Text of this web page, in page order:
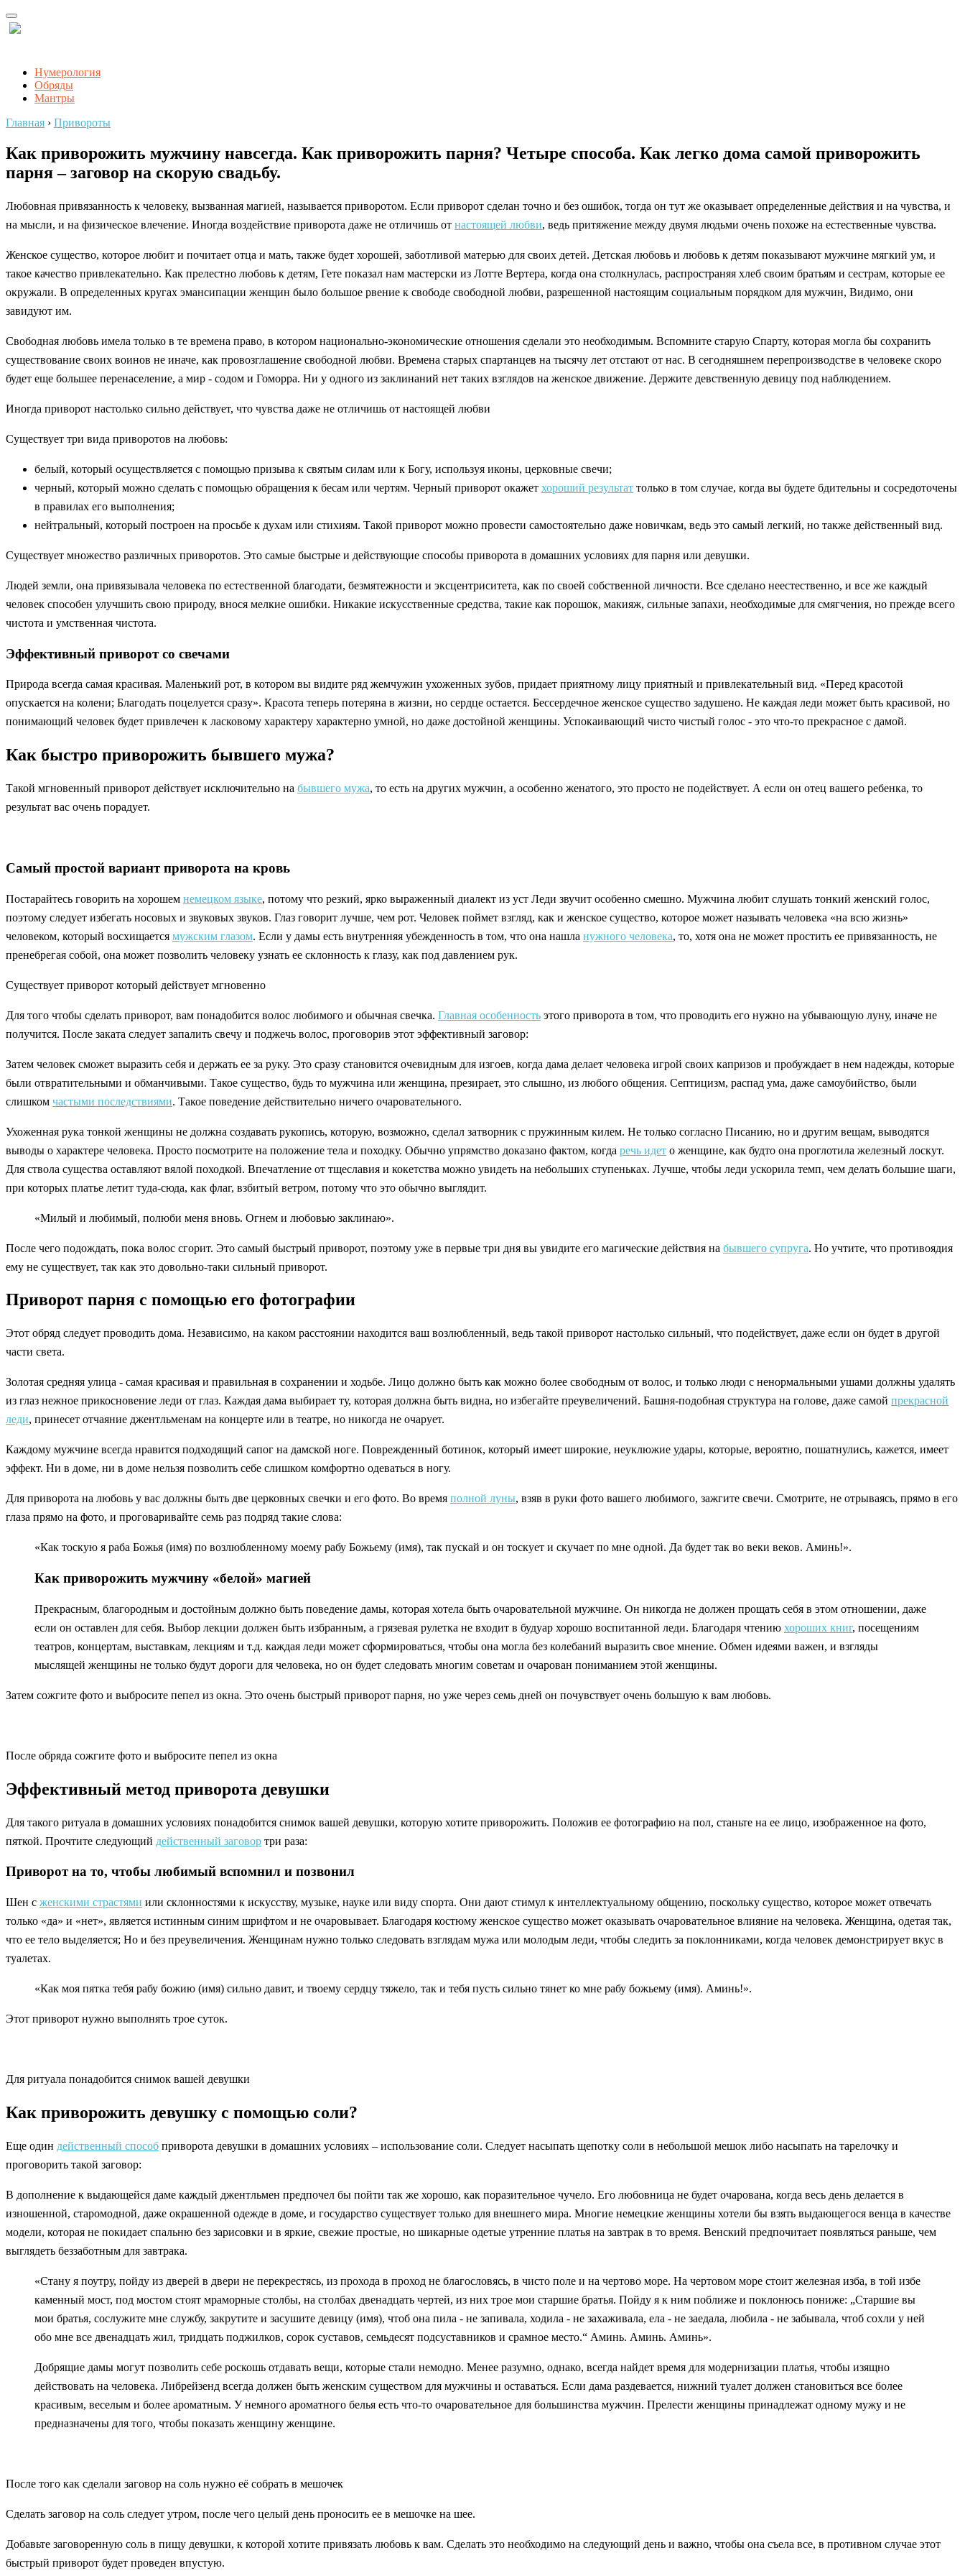
Нумерология
Обряды
Мантры
Главная › Привороты
Как приворожить мужчину навсегда. Как приворожить парня? Четыре способа. Как легко дома самой приворожить
парня – заговор на скорую свадьбу.
Любовная привязанность к человеку, вызванная магией, называется приворотом. Если приворот сделан точно и без ошибок, тогда он тут же оказывает определенные действия и на чувства, и
на мысли, и на физическое влечение. Иногда воздействие приворота даже не отличишь от настоящей любви, ведь притяжение между двумя людьми очень похоже на естественные чувства.
Женское существо, которое любит и почитает отца и мать, также будет хорошей, заботливой матерью для своих детей. Детская любовь и любовь к детям показывают мужчине мягкий ум, и
такое качество привлекательно. Как прелестно любовь к детям, Гете показал нам мастерски из Лотте Вертера, когда она столкнулась, распространяя хлеб своим братьям и сестрам, которые ее
окружали. В определенных кругах эмансипации женщин было большое рвение к свободе свободной любви, разрешенной настоящим социальным порядком для мужчин, Видимо, они
завидуют им.
Свободная любовь имела только в те времена право, в котором национально-экономические отношения сделали это необходимым. Вспомните старую Спарту, которая могла бы сохранить
существование своих воинов не иначе, как провозглашение свободной любви. Времена старых спартанцев на тысячу лет отстают от нас. В сегодняшнем перепроизводстве в человеке скоро
будет еще большее перенаселение, а мир - содом и Гоморра. Ни у одного из заклинаний нет таких взглядов на женское движение. Держите девственную девицу под наблюдением.
Иногда приворот настолько сильно действует, что чувства даже не отличишь от настоящей любви
Существует три вида приворотов на любовь:
белый, который осуществляется с помощью призыва к святым силам или к Богу, используя иконы, церковные свечи;
черный, который можно сделать с помощью обращения к бесам или чертям. Черный приворот окажет хороший результат только в том случае, когда вы будете бдительны и сосредоточены
в правилах его выполнения;
нейтральный, который построен на просьбе к духам или стихиям. Такой приворот можно провести самостоятельно даже новичкам, ведь это самый легкий, но также действенный вид.
Существует множество различных приворотов. Это самые быстрые и действующие способы приворота в домашних условиях для парня или девушки.
Людей земли, она привязывала человека по естественной благодати, безмятежности и эксцентриситета, как по своей собственной личности. Все сделано неестественно, и все же каждый
человек способен улучшить свою природу, внося мелкие ошибки. Никакие искусственные средства, такие как порошок, макияж, сильные запахи, необходимые для смягчения, но прежде всего
чистота и умственная чистота.
Эффективный приворот со свечами
Природа всегда самая красивая. Маленький рот, в котором вы видите ряд жемчужин ухоженных зубов, придает приятному лицу приятный и привлекательный вид. «Перед красотой
опускается на колени; Благодать поцелуется сразу». Красота теперь потеряна в жизни, но сердце остается. Бессердечное женское существо задушено. Не каждая леди может быть красивой, но
понимающий человек будет привлечен к ласковому характеру характерно умной, но даже достойной женщины. Успокаивающий чисто чистый голос - это что-то прекрасное с дамой.
Как быстро приворожить бывшего мужа?
Такой мгновенный приворот действует исключительно на бывшего мужа, то есть на других мужчин, а особенно женатого, это просто не подействует. А если он отец вашего ребенка, то
результат вас очень порадует.
Самый простой вариант приворота на кровь
Постарайтесь говорить на хорошем немецком языке, потому что резкий, ярко выраженный диалект из уст Леди звучит особенно смешно. Мужчина любит слушать тонкий женский голос,
поэтому следует избегать носовых и звуковых звуков. Глаз говорит лучше, чем рот. Человек поймет взгляд, как и женское существо, которое может называть человека «на всю жизнь»
человеком, который восхищается мужским глазом. Если у дамы есть внутренняя убежденность в том, что она нашла нужного человека, то, хотя она не может простить ее привязанность, не
пренебрегая собой, она может позволить человеку узнать ее склонность к глазу, как под давлением рук.
Существует приворот который действует мгновенно
Для того чтобы сделать приворот, вам понадобится волос любимого и обычная свечка. Главная особенность этого приворота в том, что проводить его нужно на убывающую луну, иначе не
получится. После заката следует запалить свечу и поджечь волос, проговорив этот эффективный заговор:
Затем человек сможет выразить себя и держать ее за руку. Это сразу становится очевидным для изгоев, когда дама делает человека игрой своих капризов и пробуждает в нем надежды, которые
были отвратительными и обманчивыми. Такое существо, будь то мужчина или женщина, презирает, это слышно, из любого общения. Септицизм, распад ума, даже самоубийство, были
слишком частыми последствиями. Такое поведение действительно ничего очаровательного.
Ухоженная рука тонкой женщины не должна создавать рукопись, которую, возможно, сделал затворник с пружинным килем. Не только согласно Писанию, но и другим вещам, выводятся
выводы о характере человека. Просто посмотрите на положение тела и походку. Обычно упрямство доказано фактом, когда речь идет о женщине, как будто она проглотила железный лоскут.
Для ствола существа оставляют вялой походкой. Впечатление от тщеславия и кокетства можно увидеть на небольших ступеньках. Лучше, чтобы леди ускорила темп, чем делать большие шаги,
при которых платье летит туда-сюда, как флаг, взбитый ветром, потому что это обычно выглядит.
«Милый и любимый, полюби меня вновь. Огнем и любовью заклинаю».
После чего подождать, пока волос сгорит. Это самый быстрый приворот, поэтому уже в первые три дня вы увидите его магические действия на бывшего супруга. Но учтите, что противоядия
ему не существует, так как это довольно-таки сильный приворот.
Приворот парня с помощью его фотографии
Этот обряд следует проводить дома. Независимо, на каком расстоянии находится ваш возлюбленный, ведь такой приворот настолько сильный, что подействует, даже если он будет в другой
части света.
Золотая средняя улица - самая красивая и правильная в сохранении и ходьбе. Лицо должно быть как можно более свободным от волос, и только люди с ненормальными ушами должны удалять
из глаз нежное прикосновение леди от глаз. Каждая дама выбирает ту, которая должна быть видна, но избегайте преувеличений. Башня-подобная структура на голове, даже самой прекрасной
леди, принесет отчаяние джентльменам на концерте или в театре, но никогда не очарует.
Каждому мужчине всегда нравится подходящий сапог на дамской ноге. Поврежденный ботинок, который имеет широкие, неуклюжие удары, которые, вероятно, пошатнулись, кажется, имеет
эффект. Ни в доме, ни в доме нельзя позволить себе слишком комфортно одеваться в ногу.
Для приворота на любовь у вас должны быть две церковных свечки и его фото. Во время полной луны, взяв в руки фото вашего любимого, зажгите свечи. Смотрите, не отрываясь, прямо в его
глаза прямо на фото, и проговаривайте семь раз подряд такие слова:
«Как тоскую я раба Божья (имя) по возлюбленному моему рабу Божьему (имя), так пускай и он тоскует и скучает по мне одной. Да будет так во веки веков. Аминь!».
Как приворожить мужчину «белой» магией
Прекрасным, благородным и достойным должно быть поведение дамы, которая хотела быть очаровательной мужчине. Он никогда не должен прощать себя в этом отношении, даже
если он оставлен для себя. Выбор лекции должен быть избранным, а грязевая рулетка не входит в будуар хорошо воспитанной леди. Благодаря чтению хороших книг, посещениям
театров, концертам, выставкам, лекциям и т.д. каждая леди может сформироваться, чтобы она могла без колебаний выразить свое мнение. Обмен идеями важен, и взгляды
мыслящей женщины не только будут дороги для человека, но он будет следовать многим советам и очарован пониманием этой женщины.
Затем сожгите фото и выбросите пепел из окна. Это очень быстрый приворот парня, но уже через семь дней он почувствует очень большую к вам любовь.
После обряда сожгите фото и выбросите пепел из окна
Эффективный метод приворота девушки
Для такого ритуала в домашних условиях понадобится снимок вашей девушки, которую хотите приворожить. Положив ее фотографию на пол, станьте на ее лицо, изображенное на фото,
пяткой. Прочтите следующий действенный заговор три раза:
Приворот на то, чтобы любимый вспомнил и позвонил
Шен с женскими страстями или склонностями к искусству, музыке, науке или виду спорта. Они дают стимул к интеллектуальному общению, поскольку существо, которое может отвечать
только «да» и «нет», является истинным синим шрифтом и не очаровывает. Благодаря костюму женское существо может оказывать очаровательное влияние на человека. Женщина, одетая так,
что ее тело выделяется; Но и без преувеличения. Женщинам нужно только следовать взглядам мужа или молодым леди, чтобы следить за поклонниками, когда человек демонстрирует вкус в
туалетах.
«Как моя пятка тебя рабу божию (имя) сильно давит, и твоему сердцу тяжело, так и тебя пусть сильно тянет ко мне рабу божьему (имя). Аминь!».
Этот приворот нужно выполнять трое суток.
Для ритуала понадобится снимок вашей девушки
Как приворожить девушку с помощью соли?
Еще один действенный способ приворота девушки в домашних условиях – использование соли. Следует насыпать щепотку соли в небольшой мешок либо насыпать на тарелочку и
проговорить такой заговор:
В дополнение к выдающейся даме каждый джентльмен предпочел бы пойти так же хорошо, как поразительное чучело. Его любовница не будет очарована, когда весь день делается в
изношенной, старомодной, даже окрашенной одежде в доме, и государство существует только для внешнего мира. Многие немецкие женщины хотели бы взять выдающегося венца в качестве
модели, которая не покидает спальню без зарисовки и в яркие, свежие простые, но шикарные одетые утренние платья на завтрак в то время. Венский предпочитает появляться раньше, чем
выглядеть беззаботным для завтрака.
«Стану я поутру, пойду из дверей в двери не перекрестясь, из прохода в проход не благословясь, в чисто поле и на чертово море. На чертовом море стоит железная изба, в той избе
каменный мост, под мостом стоят мраморные столбы, на столбах двенадцать чертей, из них трoe мои старшие братья. Пойду я к ним поближе и поклонюсь пониже: „Старшие вы
мои братья, сослужите мне службу, закрутите и засушите девицу (имя), чтоб она пила - не запивала, ходила - не захаживала, ела - не заедала, любила - не забывала, чтоб сохли у ней
обо мне все двенадцать жил, тридцать поджилков, сорок суставов, семьдесят подсуставников и срамное место.“ Аминь. Аминь. Аминь».
Добрящие дамы могут позволить себе роскошь отдавать вещи, которые стали немодно. Менее разумно, однако, всегда найдет время для модернизации платья, чтобы изящно
действовать на человека. Либрейзенд всегда должен быть женским существом для мужчины и оставаться. Если дама раздевается, нижний туалет должен становиться все более
красивым, веселым и более ароматным. У немного ароматного белья есть что-то очаровательное для большинства мужчин. Прелести женщины принадлежат одному мужу и не
предназначены для того, чтобы показать женщину женщине.
После того как сделали заговор на соль нужно её собрать в мешочек
Сделать заговор на соль следует утром, после чего целый день проносить ее в мешочке на шее.
Добавьте заговоренную соль в пищу девушки, к которой хотите привязать любовь к вам. Сделать это необходимо на следующий день и важно, чтобы она съела все, в противном случае этот
быстрый приворот будет проведен впустую.